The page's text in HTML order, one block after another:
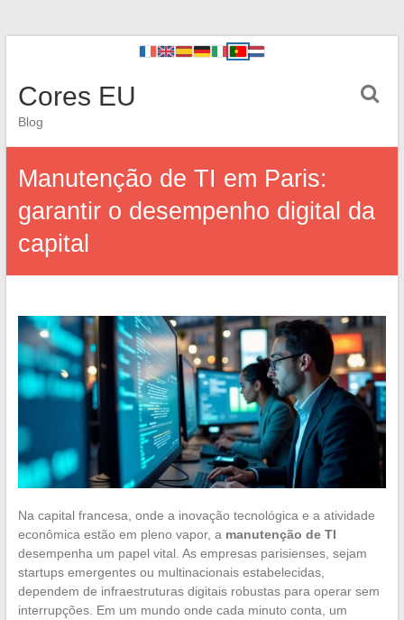
Cores EU
Blog
Manutenção de TI em Paris:
garantir o desempenho digital da
capital
Na capital francesa, onde a inovação tecnológica e a atividade
econômica estão em pleno vapor, a manutenção de TI
desempenha um papel vital. As empresas parisienses, sejam
startups emergentes ou multinacionais estabelecidas,
dependem de infraestruturas digitais robustas para operar sem
interrupções. Em um mundo onde cada minuto conta, um